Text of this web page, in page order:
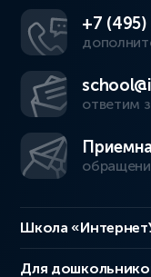
+7
ответим
Школа
Для